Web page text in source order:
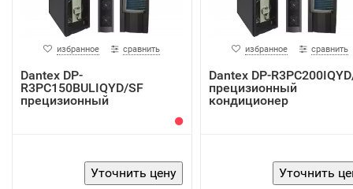
избранное сравнить
Dantex DP-
R3PC150BULIQYD/SF
прецизионный
избранное сравнить
Dantex DP-
прецизионный
кондиционер